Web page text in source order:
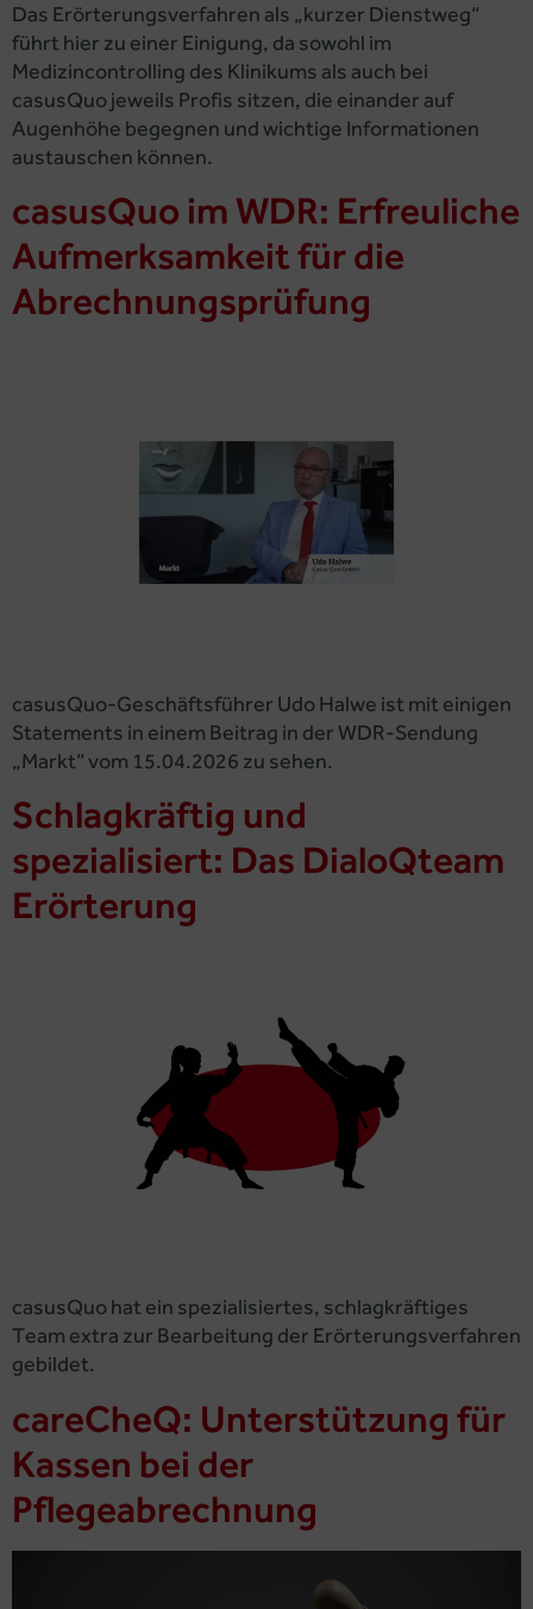
Das Erörterungsverfahren als „kurzer Dienstweg“
führt hier zu einer Einigung, da sowohl im
Medizincontrolling des Klinikums als auch bei
casusQuo jeweils Profis sitzen, die einander auf
Augenhöhe begegnen und wichtige Informationen
austauschen können.
casusQuo im WDR: Erfreuliche
Aufmerksamkeit für die
Abrechnungsprüfung
casusQuo-Geschäftsführer Udo Halwe ist mit einigen
Statements in einem Beitrag in der WDR-Sendung
„Markt“ vom 15.04.2026 zu sehen.
Schlagkräftig und
spezialisiert: Das DialoQteam
Erörterung
casusQuo hat ein spezialisiertes, schlagkräftiges
Team extra zur Bearbeitung der Erörterungsverfahren
gebildet.
careCheQ: Unterstützung für
Kassen bei der
Pflegeabrechnung